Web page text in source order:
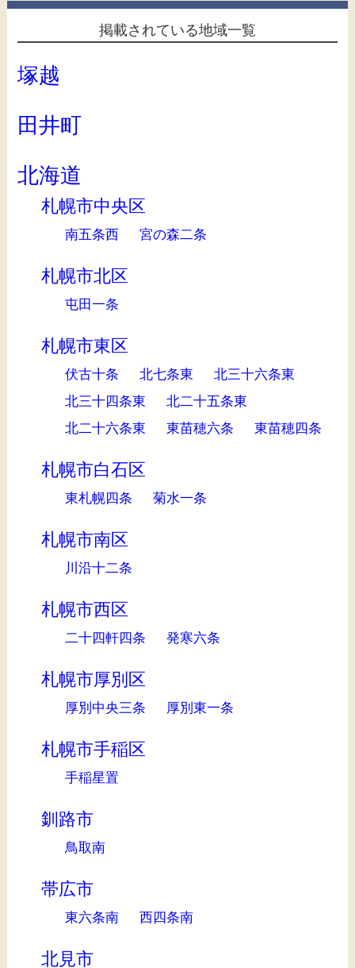
掲載されている地域一覧
塚越
田井町
北海道
札幌市中央区
南五条西 宮の森二条
札幌市北区
屯田一条
札幌市東区
伏古十条 北七条東
北三十六条東
北三十四条東
北二十五条東
北二十六条東
東苗穂六条 東苗穂四条
札幌市白石区
東札幌四条 菊水一条
札幌市南区
川沿十二条
札幌市西区
二十四軒四条 発寒六条
札幌市厚別区
厚別中央三条 厚別東一条
札幌市手稲区
手稲星置
釧路市
鳥取南
帯広市
東六条南 西四条南
北見市